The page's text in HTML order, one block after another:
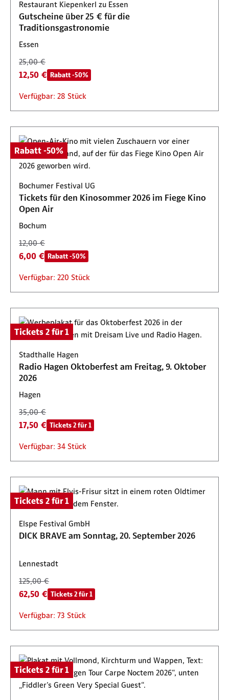
Restaurant Kiepenkerl zu Essen
Gutscheine über 25 € für die
Traditionsgastronomie
Essen
25,00 €
12,50 € Rabatt -50%
Verfügbar: 28 Stück
Rabatt -50%
Bochumer Festival UG
Tickets für den Kinosommer 2026 im Fiege Kino
Open Air
Bochum
12,00 €
6,00 € Rabatt -50%
Verfügbar: 220 Stück
Tickets 2 für 1
Stadthalle Hagen
Radio Hagen Oktoberfest am Freitag, 9. Oktober
2026
Hagen
35,00 €
17,50 € Tickets 2 für 1
Verfügbar: 34 Stück
Tickets 2 für 1
Elspe Festival GmbH
DICK BRAVE am Sonntag, 20. September 2026
Lennestadt
125,00 €
62,50 € Tickets 2 für 1
Verfügbar: 73 Stück
Tickets 2 für 1